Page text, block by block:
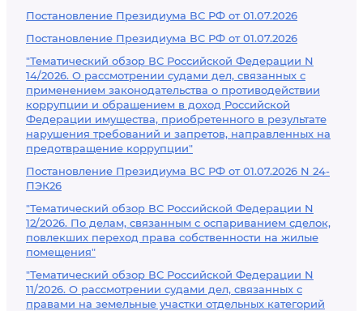
Постановление Президиума ВС РФ от 01.07.2026
Постановление Президиума ВС РФ от 01.07.2026
"Тематический обзор ВС Российской Федерации N
14/2026. О рассмотрении судами дел, связанных с
применением законодательства о противодействии
коррупции и обращением в доход Российской
Федерации имущества, приобретенного в результате
нарушения требований и запретов, направленных на
предотвращение коррупции"
Постановление Президиума ВС РФ от 01.07.2026 N 24-
ПЭК26
"Тематический обзор ВС Российской Федерации N
12/2026. По делам, связанным с оспариванием сделок,
повлекших переход права собственности на жилые
помещения"
"Тематический обзор ВС Российской Федерации N
11/2026. О рассмотрении судами дел, связанных с
правами на земельные участки отдельных категорий